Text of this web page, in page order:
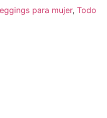
para mujer, Todo